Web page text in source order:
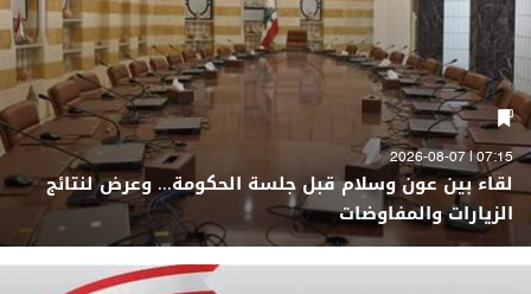
07:15 | 2026-08-07
لقاء بين عون وسلام قبل جلسة الحكومة... وعرض لنتائج
الزيارات والمفاوضات